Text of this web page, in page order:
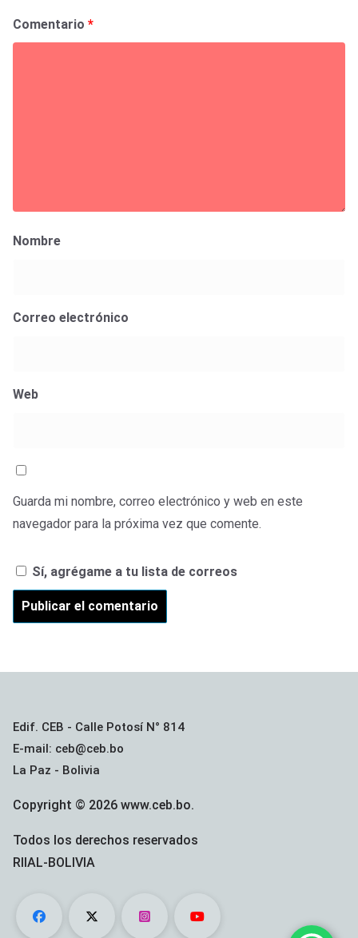
Comentario *
Nombre
Correo electrónico
Web
Guarda mi nombre, correo electrónico y web en este
navegador para la próxima vez que comente.
Sí, agrégame a tu lista de correos
Edif. CEB - Calle Potosí N° 814
E-mail: ceb@ceb.bo
La Paz - Bolivia
Copyright © 2026 www.ceb.bo.
Todos los derechos reservados
RIIAL-BOLIVIA